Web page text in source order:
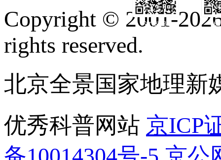
订阅号
Copyright © 2001-
rights reserved.
北京全景国家地理新
优秀科普网站 京ICP